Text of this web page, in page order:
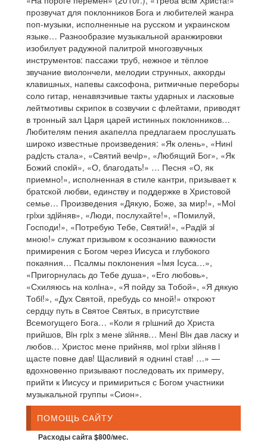
прозвучат для поклонников Бога и любителей жанра
поп-музыки, исполненные на русском и украинском
языке… Разнообразие музыкальной аранжировки
изобилует радужной палитрой многозвучных
инструментов: пассажи труб, нежное и тёплое
звучание виолончели, мелодии струнных, аккорды
клавишных, напевы саксофона, ритмичные переборы
соло гитар, ненавязчивые такты ударных и ласковые
лейтмотивы скрипок в созвучии с флейтами, приводят
в тронный зал Царя царей истинных поклонников…
Любителям пения акапелла предлагаем прослушать
широко известные произведения: «Як олень», «Нинi
радiсть стала», «Святий вечiр», «Любящий Бог», «Як
Божий спокiй», «О, благодать!» … Песня «О, як
приемно!», исполненная в стиле кантри, призывает к
братской любви, единству и поддержке в Христовой
семье… Произведения «Дякую, Боже, за мир!», «Моi
грiхи здiйняв», «Люди, послухайте!», «Помилуй,
Господи!», «Потребую Тебе, Святий!», «Радiй зi
мною!» служат призывом к осознанию важности
примирения с Богом через Иисуса и глубокого
покаяния… Псалмы поклонения «Iмя Iсуса…»,
«Пригорнулась до Тебе душа», «Его любовь»,
«Схиляюсь на колiна», «Я пойду за Тобой», «Я дякую
Тобi!», «Дух Святой, пребудь со мной!» откроют
сердцу путь в Святое Святых, в присутствие
Всемогущего Бога… «Коли я грiшний до Христа
прийшов, Вiн грiх з мене зiйняв… Менi Вiн дав ласку и
любов… Христос мене прийняв, моi грiхи зiйняв i
щасте повне дав! Щасливий я однинi став! …» —
вдохновенно призывают последовать их примеру,
прийти к Иисусу и примириться с Богом участники
музыкальной группы «Сион».
ПОМОЩЬ САЙТУ
Расходы сайта $800/мес.